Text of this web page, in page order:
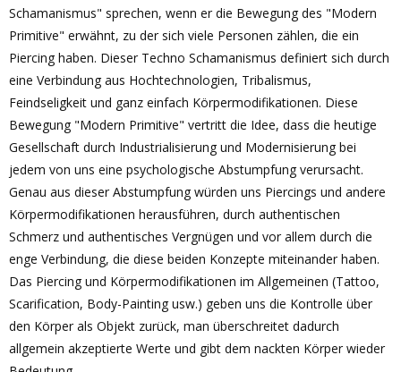
Schamanismus" sprechen, wenn er die Bewegung des "Modern
Primitive" erwähnt, zu der sich viele Personen zählen, die ein
Piercing haben. Dieser Techno Schamanismus definiert sich durch
eine Verbindung aus Hochtechnologien, Tribalismus,
Feindseligkeit und ganz einfach Körpermodifikationen. Diese
Bewegung "Modern Primitive" vertritt die Idee, dass die heutige
Gesellschaft durch Industrialisierung und Modernisierung bei
jedem von uns eine psychologische Abstumpfung verursacht.
Genau aus dieser Abstumpfung würden uns Piercings und andere
Körpermodifikationen herausführen, durch authentischen
Schmerz und authentisches Vergnügen und vor allem durch die
enge Verbindung, die diese beiden Konzepte miteinander haben.
Das Piercing und Körpermodifikationen im Allgemeinen (Tattoo,
Scarification, Body-Painting usw.) geben uns die Kontrolle über
den Körper als Objekt zurück, man überschreitet dadurch
allgemein akzeptierte Werte und gibt dem nackten Körper wieder